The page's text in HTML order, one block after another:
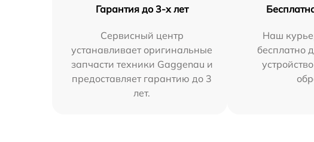
Гарантия до 3-х лет
Сервисный центр
устанавливает оригинальные
запчасти техники Gaggenau и
предоставляет гарантию до 3
лет.
Наш
бесплатно